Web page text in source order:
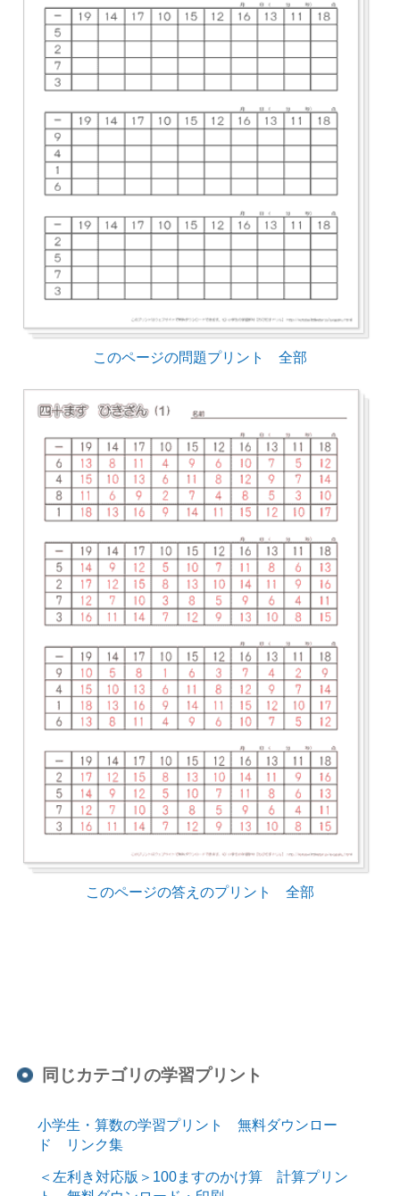
このページの問題プリント 全部
このページの答えのプリント 全部
同じカテゴリの学習プリント
小学生・算数の学習プリント 無料ダウンロー
ド リンク集
＜左利き対応版＞100ますのかけ算 計算プリン